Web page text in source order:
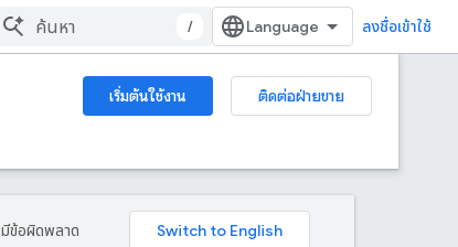
/ ลงชื่อเข้าใช้
เริ่มต้นใช้งาน
ติดต่อฝ่ายขาย
มีข้อผิดพลาด